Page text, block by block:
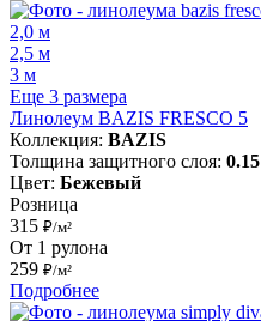
2,0 м
2,5 м
3 м
Еще 3 размера
Линолеум BAZIS FRESCO 5
Коллекция: BAZIS
Толщина защитного слоя: 0.15
Цвет: Бежевый
Розница
315 ₽/м²
От 1 рулона
259 ₽/м²
Подробнее